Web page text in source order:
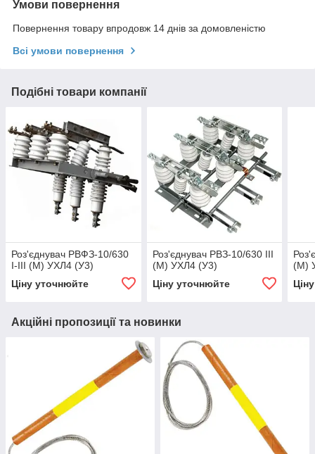
Умови повернення
Повернення товару впродовж 14 днів за домовленістю
Всі умови повернення
Подібні товари компанії
Роз'єднувач РВФЗ-10/630
I-III (М) УХЛ4 (У3)
Ціну уточнюйте
Роз'єднувач РВЗ-10/630 III
(М) УХЛ4 (У3)
Ціну уточнюйте
(М)
Акційні пропозиції та новинки